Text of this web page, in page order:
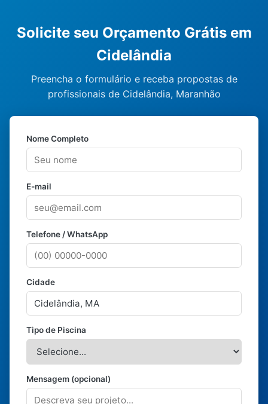
Solicite seu Orçamento Grátis em
Cidelândia
Preencha o formulário e receba propostas de
profissionais de Cidelândia, Maranhão
Nome Completo
E-mail
Telefone / WhatsApp
Cidade
Tipo de Piscina
Mensagem (opcional)